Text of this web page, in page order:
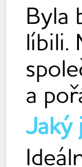
Byla
líbili.
a
Jaký